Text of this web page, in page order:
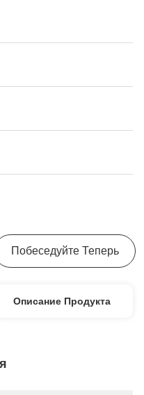
Побеседуйте Теперь
Описание Продукта